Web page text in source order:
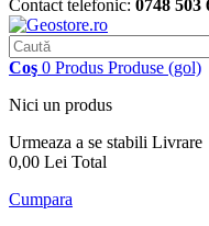
Contact telefonic: 0748 503
Coş 0 Produs Produse (gol)
Nici un produs
Urmeaza a se stabili Livrare
0,00 Lei Total
Cumpara